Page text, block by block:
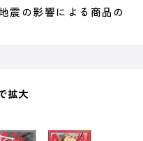
の影響による商品の
拡大